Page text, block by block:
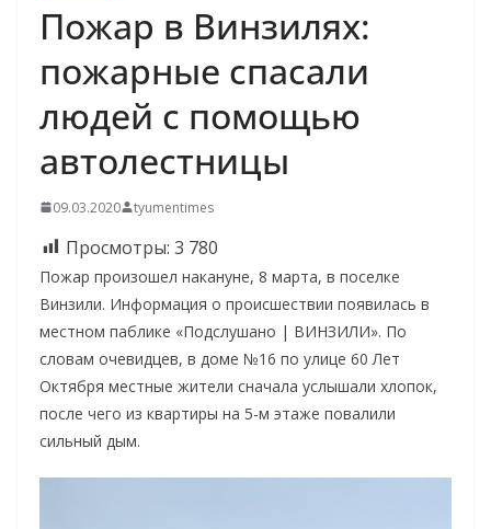
Пожар в Винзилях:
пожарные спасали
людей с помощью
автолестницы
09.03.2020 tyumentimes
Просмотры: 3 780
Пожар произошел накануне, 8 марта, в поселке
Винзили. Информация о происшествии появилась в
местном паблике «Подслушано | ВИНЗИЛИ». По
словам очевидцев, в доме №16 по улице 60 Лет
Октября местные жители сначала услышали хлопок,
после чего из квартиры на 5-м этаже повалили
сильный дым.